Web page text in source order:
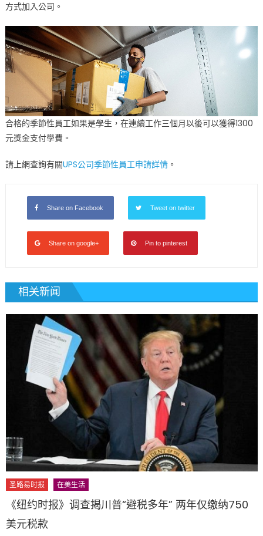
方式加入公司。
合格的季節性員工如果是學生，在連續工作三個月以後可以獲得1300
元獎金支付學費。
請上網查詢有關UPS公司季節性員工申請詳情。
Share on Facebook Tweet on twitter
Share on google+ Pin to pinterest
相关新闻
圣路易时报 在美生活
《纽约时报》调查揭川普“避税多年” 两年仅缴纳750
美元税款